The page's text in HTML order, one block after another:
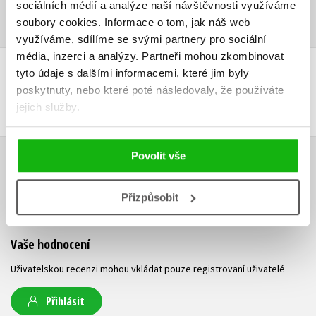
sociálních médií a analýze naší návštěvnosti využíváme
soubory cookies. Informace o tom, jak náš web
využíváme, sdílíme se svými partnery pro sociální
média, inzerci a analýzy. Partneři mohou zkombinovat
tyto údaje s dalšími informacemi, které jim byly
poskytnuty, nebo které poté následovaly, že používáte
jejich služby.
Povolit vše
Přizpůsobit
DALŠÍ TITULY Z ŘADY "ROBOT (SK)"
HODNOCENÍ ČTENÁŘŮ
V současné době nejsou vytvořena žádná uživatelská hodnocení.
Vaše hodnocení
Uživatelskou recenzi mohou vkládat pouze registrovaní uživatelé
Přihlásit